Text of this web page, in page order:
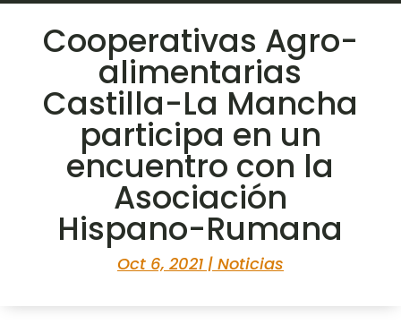
Cooperativas Agro-
alimentarias
Castilla-La Mancha
participa en un
encuentro con la
Asociación
Hispano-Rumana
Oct 6, 2021| Noticias